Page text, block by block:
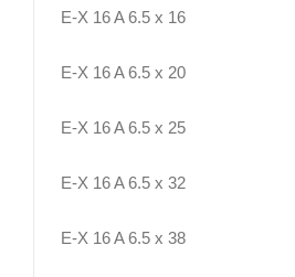
E-X 16 A 6.5 x 16
E-X 16 A 6.5 x 20
E-X 16 A 6.5 x 25
E-X 16 A 6.5 x 32
E-X 16 A 6.5 x 38